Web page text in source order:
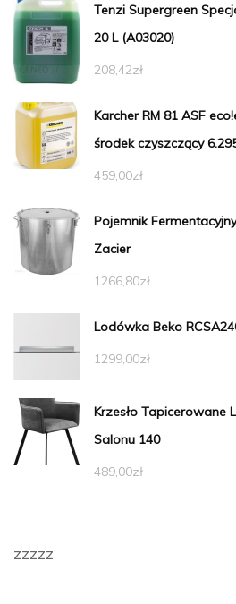
Tenzi Supergreen
20 L (A03020)
208,42zł
Karcher RM 81 ASF
środek czyszczący
459,00zł
Pojemnik
Zacier
1266,80zł
Lodówka Beko
1299,00zł
Krzesło Tapicerowane
Salonu 140
489,00zł
zzzzz